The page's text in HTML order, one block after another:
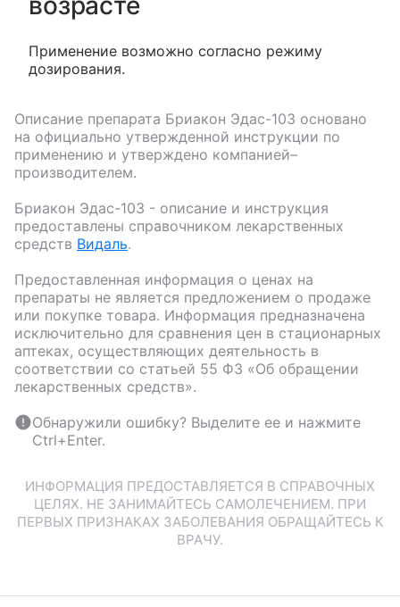
Применение возможно согласно режиму
дозирования.
Описание препарата Бриакон Эдас-103 основано
на официально утвержденной инструкции по
применению и утверждено компанией–
производителем.
Бриакон Эдас-103 - описание и инструкция
предоставлены справочником лекарственных
средств Видаль.
Предоставленная информация о ценах на
препараты не является предложением о продаже
или покупке товара. Информация предназначена
исключительно для сравнения цен в стационарных
аптеках, осуществляющих деятельность в
соответствии со статьей 55 ФЗ «Об обращении
лекарственных средств».
Обнаружили ошибку? Выделите ее и нажмите
Ctrl+Enter.
ИНФОРМАЦИЯ ПРЕДОСТАВЛЯЕТСЯ В СПРАВОЧНЫХ
ЦЕЛЯХ. НЕ ЗАНИМАЙТЕСЬ САМОЛЕЧЕНИЕМ. ПРИ
ПЕРВЫХ ПРИЗНАКАХ ЗАБОЛЕВАНИЯ ОБРАЩАЙТЕСЬ К
ВРАЧУ.